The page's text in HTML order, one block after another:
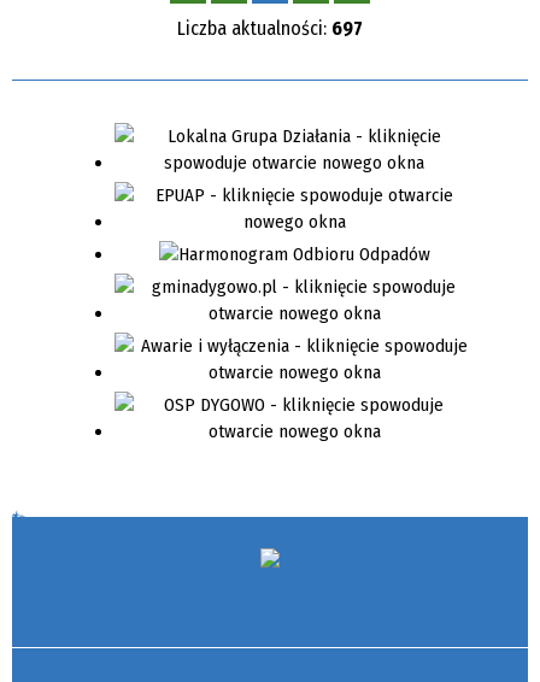
Liczba aktualności: 697